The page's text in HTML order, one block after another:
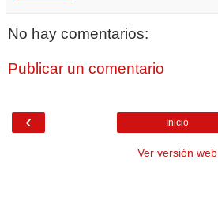
No hay comentarios:
Publicar un comentario
‹ Inicio
Ver versión web